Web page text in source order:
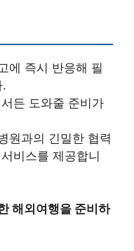
에 즉시 반응해 필
.
든 도와줄 준비가
원과의 긴밀한 협력
비스를 제공합니
해외여행을 준비하